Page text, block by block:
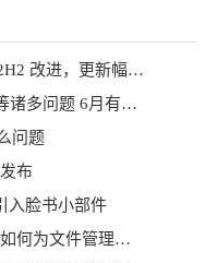
Win11 23H2（Moment 4）基于 22H2 改进，更新幅度不大
5月更新导致Win11出现性能下降等诸多问题 6月有望修复
问题
布
入脸书小部件
Windows 11 Build 23451预览版中如何为文件管理器优化标签